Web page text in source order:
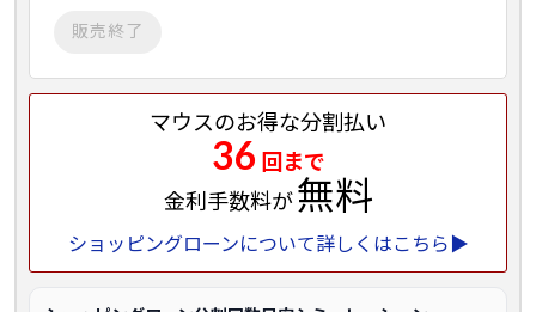
販売終了
マウスのお得な分割払い
36 回まで
金利手数料が無料
ショッピングローンについて詳しくはこちら▶